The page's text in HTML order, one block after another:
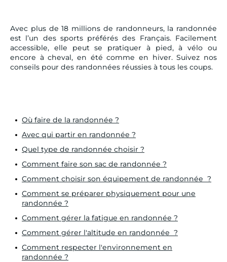
Avec plus de 18 millions de randonneurs, la randonnée
est l’un des sports préférés des Français. Facilement
accessible, elle peut se pratiquer à pied, à vélo ou
encore à cheval, en été comme en hiver. Suivez nos
conseils pour des randonnées réussies à tous les coups.
Où faire de la randonnée ?
Avec qui partir en randonnée ?
Quel type de randonnée choisir ?
Comment faire son sac de randonnée ?
Comment choisir son équipement de randonnée ?
Comment se préparer physiquement pour une
randonnée ?
Comment gérer la fatigue en randonnée ?
Comment gérer l'altitude en randonnée ?
Comment respecter l'environnement en
randonnée ?